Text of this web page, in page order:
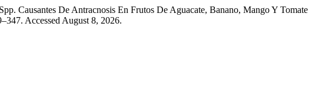
Causantes De Antracnosis En Frutos De Aguacate, Banano, Mango Y Tomate
Accessed August 8, 2026.